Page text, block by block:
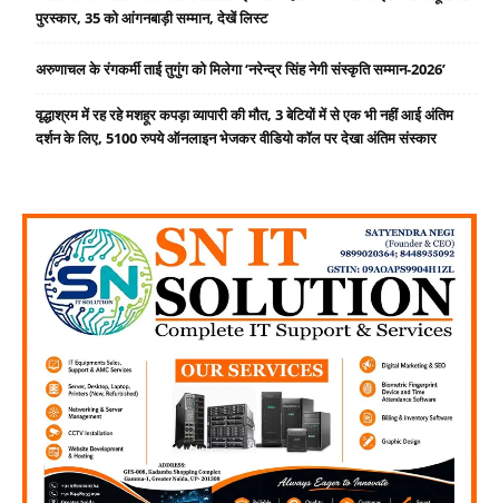
पुरस्कार, 35 को आंगनबाड़ी सम्मान, देखें लिस्ट
अरुणाचल के रंगकर्मी ताई तुगुंग को मिलेगा ‘नरेन्द्र सिंह नेगी संस्कृति सम्मान-2026’
वृद्धाश्रम में रह रहे मशहूर कपड़ा व्यापारी की मौत, 3 बेटियों में से एक भी नहीं आई अंतिम
दर्शन के लिए, 5100 रुपये ऑनलाइन भेजकर वीडियो कॉल पर देखा अंतिम संस्कार